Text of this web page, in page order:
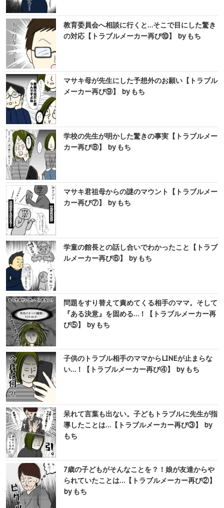
教育委員会へ相談に行くと…そこで目にした驚き
の対応【トラブルメーカー再び⑩】 by もち
マサキ母が先生にした予想外のお願い【トラブル
メーカー再び⑨】 by もち
学校の先生が明かした驚きの事実【トラブルメー
カー再び⑧】 by もち
マサキ君祖母からの謎のマウント【トラブルメー
カー再び⑦】 by もち
学童の館長との話し合いでわかったこと【トラブ
ルメーカー再び⑥】 by もち
問題をすり替えて責めてくる相手のママ。そして
『ある決意』を固める…！【トラブルメーカー再
び⑤】 by もち
子供のトラブル相手のママからLINEが止まらな
い…！【トラブルメーカー再び④】 by もち
呆れて言葉も出ない。子どもトラブルに先生が指
導したことは…【トラブルメーカー再び③】 by
もち
7歳の子どもがそんなことを？！娘が友達からや
られていたことは…【トラブルメーカー再び②】
by もち